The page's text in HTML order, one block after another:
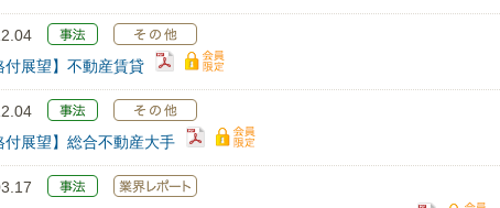
付展望】不動産賃貸
付展望】総合不動産大手